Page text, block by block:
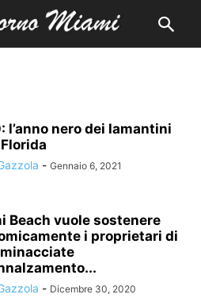
l’anno nero dei lamantini
- Gennaio 6, 2021
Beach vuole sostenere
i proprietari di
- Dicembre 30, 2020